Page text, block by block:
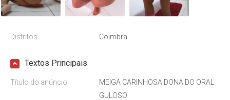
Distritos Coimbra
Textos Principais
Título do anúncio
MEIGA CARINHOSA DONA DO ORAL
GULOSO